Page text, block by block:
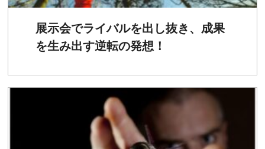
展示会でライバルを出し抜き、成果
を生み出す逆転の発想！